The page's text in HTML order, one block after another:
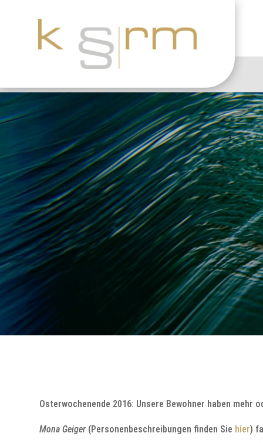
Der WG-
Osterwochenende 2016: Unsere Bewohner haben mehr
Mona Geiger(Personenbeschreibungen finden Sie hier)